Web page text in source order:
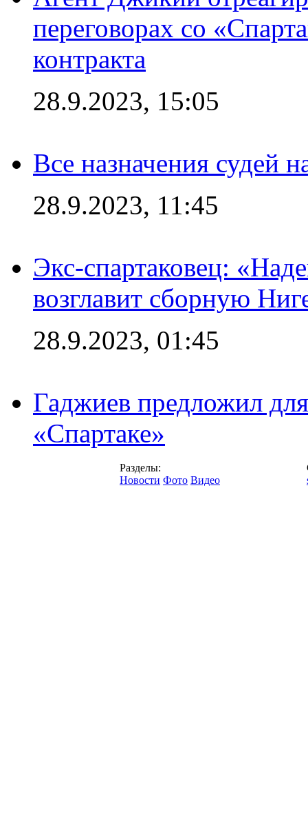
переговорах со
контракта
28.9.2023, 15:05
Все назначения судей
28.9.2023, 11:45
Экс-спартаковец:
возглавит сборную
28.9.2023, 01:45
Гаджиев предложил
«Спартаке»
Разделы:
Новости Фото Видео